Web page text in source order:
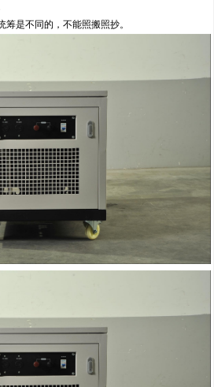
是不同的，不能照搬照抄。